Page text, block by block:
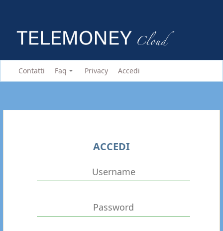
Contatti Faq Privacy Accedi
ACCEDI